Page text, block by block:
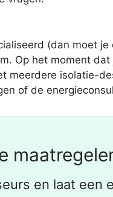
(dan moet
Op het moment
meerdere isolatie-
of de
en laat een